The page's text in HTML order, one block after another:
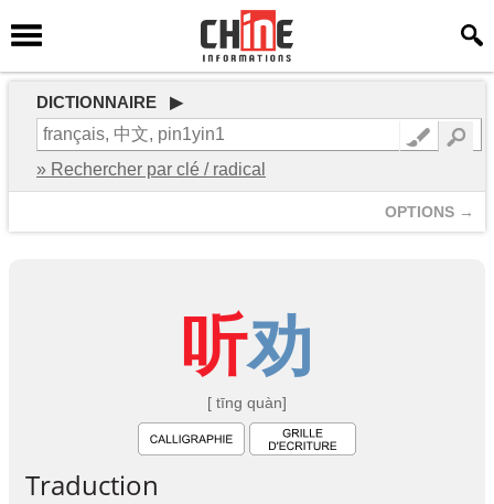
DICTIONNAIRE ▶
» Rechercher par clé / radical
OPTIONS →
听劝
[ tīng quàn]
Traduction